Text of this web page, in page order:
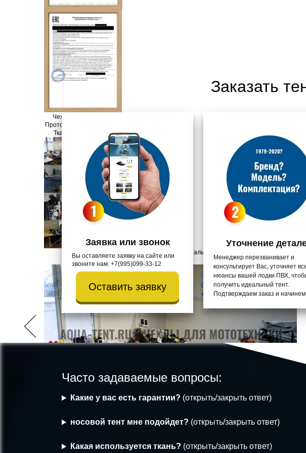
Чехлы - ГОСТ 16965-71
Протокол испытаний чехлов
Ткань - ГОСТ 28486-90
Все сотрудники граждане РФ и официально трудоустроены
Отдел лекал
Заказать
Заявка или звонок
Вы оставляете заявку на сайте или
звоните нам: +7(995)099-33-12
Оставить заявку
Уточнение
Менеджер перезванивает и
консультирует Вас, уточняет
нюансы вашей лодки ПВХ,
получить идеальный тент.
Подтверждаем заказ и
Часто задаваемые вопросы:
Какие у вас есть гарантии? (открыть/закрыть ответ)
носовой тент мне подойдет? (открыть/закрыть ответ)
Какая используется ткань? (открыть/закрыть ответ)